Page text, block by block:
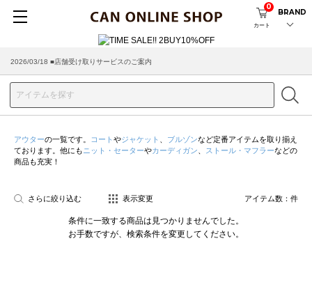
カート
0
BRAND
2026/03/18 ■店舗受け取りサービスのご案内
アウターの一覧です。 コート やジャケット ブルゾンなど定番アイテムを取り揃え
ております。他にも ニット・セーターやカーディガン ストール・マフラーなどの
商品も充実！
さらに絞り込む 表示変更 アイテム数： 件
条件に一致する商品は見つかりませんでした。
お手数ですが、検索条件を変更してください。